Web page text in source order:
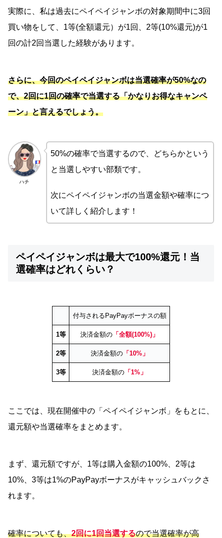
実際に、私は過去にペイペイジャンボの対象期間中に3回
買い物をして、1等(全額還元）が1回、2等(10%還元)が1
回の計2回当選した経験があります。
さらに、今回のペイペイジャンボは当選確率が50%なの
で、2回に1回の確率で当選する「かなりお得なキャンペ
ーン」と言えるでしょう。
ハチ
50%の確率で当選するので、どちらかという
と当選しやすい部類です。
次にペイペイジャンボの当選金額や確率につ
いて詳しく紹介します！
ペイペイジャンボは最大で100%還元！当
選確率はどれくらい？
付与されるPayPayボーナスの額
1等 決済金額の 「全額(100%)」
2等 決済金額の「10%」
3等 決済金額の 「1%」
ここでは、現在開催中の「ペイペイジャンボ」をもとに、
還元額や当選確率をまとめます。
まず、還元額ですが、1等は購入金額の100%、2等は
10%、3等は1%のPayPayボーナスがキャッシュバックさ
れます。
確率についても、2回に1回当選するので当選確率が高